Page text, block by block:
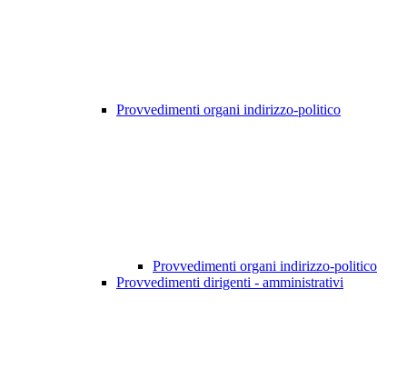
Provvedimenti organi indirizzo-politico
Provvedimenti organi indirizzo-politico
Provvedimenti dirigenti - amministrativi